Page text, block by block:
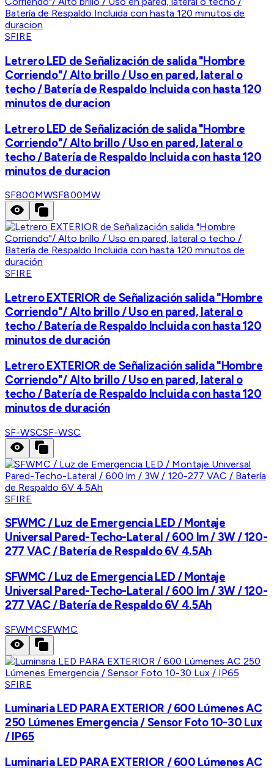
SFIRE
Letrero LED de Señalización de salida "Hombre
Corriendo"/ Alto brillo / Uso en pared, lateral o
techo / Batería de Respaldo Incluida con hasta 120
minutos de duracion
Letrero LED de Señalización de salida "Hombre
Corriendo"/ Alto brillo / Uso en pared, lateral o
techo / Batería de Respaldo Incluida con hasta 120
minutos de duracion
SF800MWSF800MW
SFIRE
Letrero EXTERIOR de Señalización salida "Hombre
Corriendo"/ Alto brillo / Uso en pared, lateral o
techo / Batería de Respaldo Incluida con hasta 120
minutos de duración
Letrero EXTERIOR de Señalización salida "Hombre
Corriendo"/ Alto brillo / Uso en pared, lateral o
techo / Batería de Respaldo Incluida con hasta 120
minutos de duración
SF-WSCSF-WSC
SFIRE
SFWMC / Luz de Emergencia LED / Montaje
Universal Pared-Techo-Lateral / 600 lm / 3W / 120-
277 VAC / Batería de Respaldo 6V 4.5Ah
SFWMC / Luz de Emergencia LED / Montaje
Universal Pared-Techo-Lateral / 600 lm / 3W / 120-
277 VAC / Batería de Respaldo 6V 4.5Ah
SFWMCSFWMC
SFIRE
Luminaria LED PARA EXTERIOR / 600 Lúmenes AC
250 Lúmenes Emergencia / Sensor Foto 10-30 Lux
/ IP65
Luminaria LED PARA EXTERIOR / 600 Lúmenes AC